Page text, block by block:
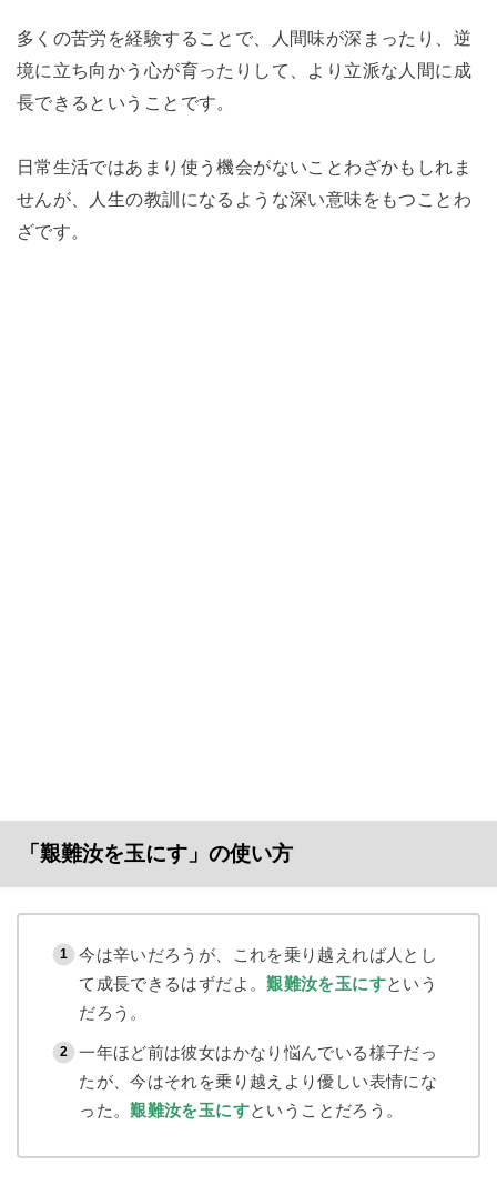
多くの苦労を経験することで、人間味が深まったり、逆
境に立ち向かう心が育ったりして、より立派な人間に成
長できるということです。
日常生活ではあまり使う機会がないことわざかもしれま
せんが、人生の教訓になるような深い意味をもつことわ
ざです。
「艱難汝を玉にす」の使い方
今は辛いだろうが、これを乗り越えれば人とし
て成長できるはずだよ。艱難汝を玉にすという
だろう。
一年ほど前は彼女はかなり悩んでいる様子だっ
たが、今はそれを乗り越えより優しい表情にな
った。艱難汝を玉にすということだろう。